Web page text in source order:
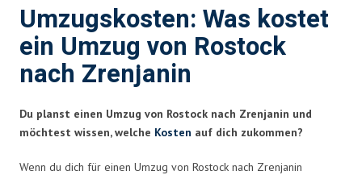
Umzugskosten: Was kostet
ein Umzug von Rostock
nach Zrenjanin
Du planst einen Umzug von Rostock nach Zrenjanin und
möchtest wissen, welche Kosten auf dich zukommen?
Wenn du dich für einen Umzug von Rostock nach Zrenjanin